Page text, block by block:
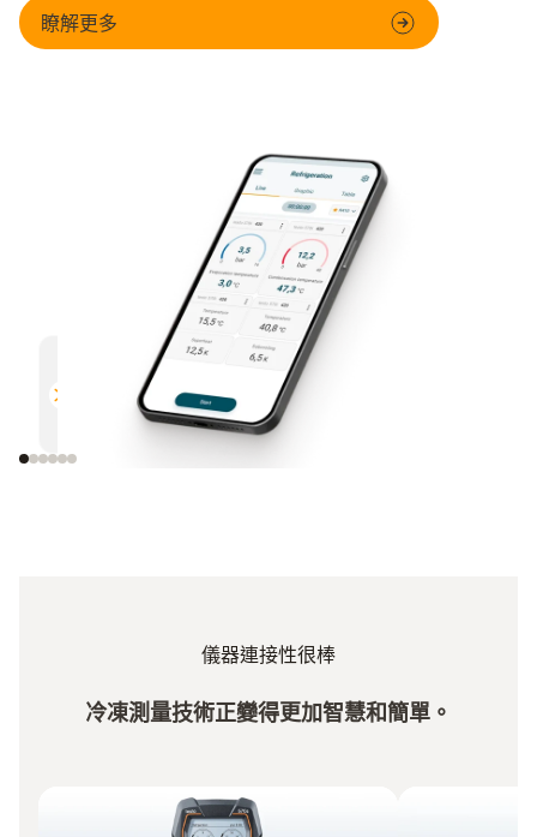
瞭解更多
與所有支援藍牙的德圖測量儀器相
儀器連接性很棒
冷凍測量技術正變得更加智慧和簡單。